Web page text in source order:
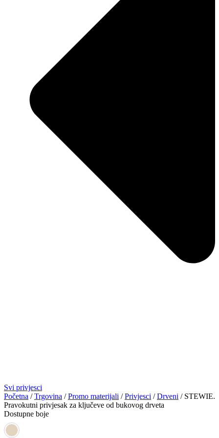
Svi privjesci
Početna /Trgovina /Promo materijali /Privjesci /Drveni / STEWIE.
Pravokutni privjesak za ključeve od bukovog drveta
Dostupne boje